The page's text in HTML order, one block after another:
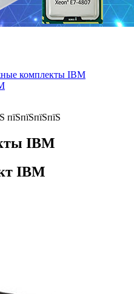
комплекты IBM
IBM
IBM